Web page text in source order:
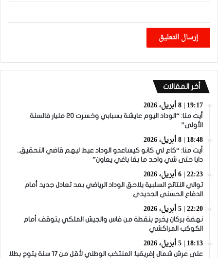
أخر المقالات
19:17 | 8 أبريل، 2026
أيت منا: “الوداد اليوم عايشة بسبابي وخسرت 20 مليار فالسنة
الأولى”
18:48 | 8 أبريل، 2026
أيت منا: “كاع لي كانو كيساعدو الوداد عيط ليهم قاضي التحقيق..
دابا حتى شي واحد ما بقا باغي يعاون”
22:23 | 6 أبريل، 2026
توالي النتائج السلبية يلاحق الوداد الرياضي بعد تعادل جديد أمام
الدفاع الحسني الجديدي
22:20 | 5 أبريل، 2026
نهضة بركان يخرج بنقطة من فاس والجيش الملكي يتوقف أمام
الكوكب المراكشي
18:13 | 5 أبريل، 2026
على عرش شمال إفريقيا: المنتخب الوطني لأقل من 17 سنة يتوج بطلا